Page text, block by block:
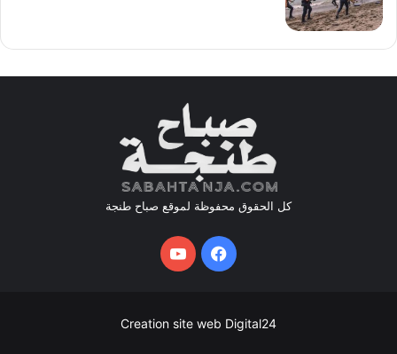
كل الحقوق محفوظة لموقع صباح طنجة
فيسبوكيوتيوب
Creation site web Digital24